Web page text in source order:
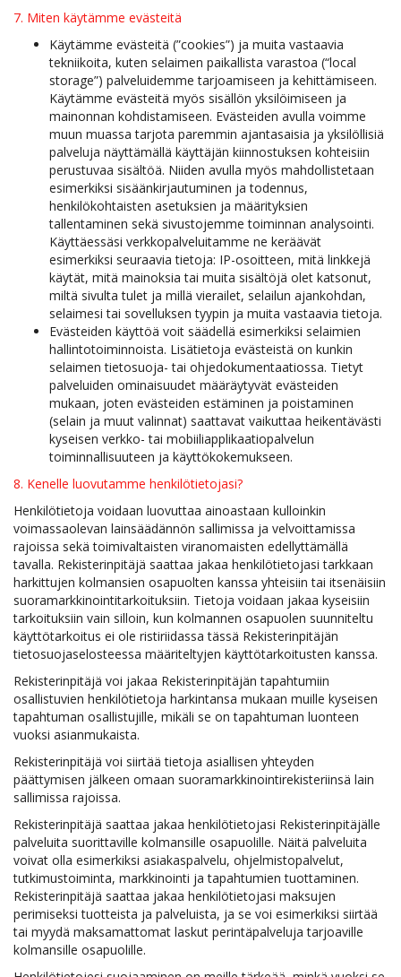
7. Miten käytämme evästeitä
Käytämme evästeitä (”cookies”) ja muita vastaavia
tekniikoita, kuten selaimen paikallista varastoa (“local
storage”) palveluidemme tarjoamiseen ja kehittämiseen.
Käytämme evästeitä myös sisällön yksilöimiseen ja
mainonnan kohdistamiseen. Evästeiden avulla voimme
muun muassa tarjota paremmin ajantasaisia ja yksilöllisiä
palveluja näyttämällä käyttäjän kiinnostuksen kohteisiin
perustuvaa sisältöä. Niiden avulla myös mahdollistetaan
esimerkiksi sisäänkirjautuminen ja todennus,
henkilökohtaisten asetuksien ja määrityksien
tallentaminen sekä sivustojemme toiminnan analysointi.
Käyttäessäsi verkkopalveluitamme ne keräävät
esimerkiksi seuraavia tietoja: IP-osoitteen, mitä linkkejä
käytät, mitä mainoksia tai muita sisältöjä olet katsonut,
miltä sivulta tulet ja millä vierailet, selailun ajankohdan,
selaimesi tai sovelluksen tyypin ja muita vastaavia tietoja.
Evästeiden käyttöä voit säädellä esimerkiksi selaimien
hallintotoiminnoista. Lisätietoja evästeistä on kunkin
selaimen tietosuoja- tai ohjedokumentaatiossa. Tietyt
palveluiden ominaisuudet määräytyvät evästeiden
mukaan, joten evästeiden estäminen ja poistaminen
(selain ja muut valinnat) saattavat vaikuttaa heikentävästi
kyseisen verkko- tai mobiiliapplikaatiopalvelun
toiminnallisuuteen ja käyttökokemukseen.​​​​​​​
8. Kenelle luovutamme henkilötietojasi?
Henkilötietoja voidaan luovuttaa ainoastaan kulloinkin
voimassaolevan lainsäädännön sallimissa ja velvoittamissa
rajoissa sekä toimivaltaisten viranomaisten edellyttämällä
tavalla. Rekisterinpitäjä saattaa jakaa henkilötietojasi tarkkaan
harkittujen kolmansien osapuolten kanssa yhteisiin tai itsenäisiin
suoramarkkinointitarkoituksiin. Tietoja voidaan jakaa kyseisiin
tarkoituksiin vain silloin, kun kolmannen osapuolen suunniteltu
käyttötarkoitus ei ole ristiriidassa tässä Rekisterinpitäjän
tietosuojaselosteessa määriteltyjen käyttötarkoitusten kanssa.
Rekisterinpitäjä voi jakaa Rekisterinpitäjän tapahtumiin
osallistuvien henkilötietoja harkintansa mukaan muille kyseisen
tapahtuman osallistujille, mikäli se on tapahtuman luonteen
vuoksi asianmukaista.
Rekisterinpitäjä voi siirtää tietoja asiallisen yhteyden
päättymisen jälkeen omaan suoramarkkinointirekisteriinsä lain
sallimissa rajoissa.
Rekisterinpitäjä saattaa jakaa henkilötietojasi Rekisterinpitäjälle
palveluita suorittaville kolmansille osapuolille. Näitä palveluita
voivat olla esimerkiksi asiakaspalvelu, ohjelmistopalvelut,
tutkimustoiminta, markkinointi ja tapahtumien tuottaminen.
Rekisterinpitäjä saattaa jakaa henkilötietojasi maksujen
perimiseksi tuotteista ja palveluista, ja se voi esimerkiksi siirtää
tai myydä maksamattomat laskut perintäpalveluja tarjoaville
kolmansille osapuolille.